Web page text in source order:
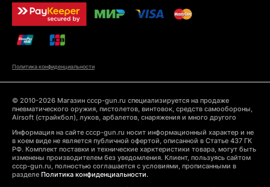
Политика конфиденциальности
© 2010-2026 Магазин cccp-gun.ru специализируется на продаже
пневматического оружия, пистолетов, винтовок, средств самообороны,
Airsoft (страйкбол), луков, арбалетов, снаряжения и много другого
Информация на сайте cccp-gun.ru носит информационный характер и не
в коем виде не является публичной офертой, описанной в Статье 437 ГК
РФ. Комплект поставки и технические харктеристики товара, могут быть
изменены производителем без уведомления. Клиент, пользуясь сайтом
cccp-gun.ru, полностью соглашается с условиями, прописанными в
разделе Политика конфиденциальности.